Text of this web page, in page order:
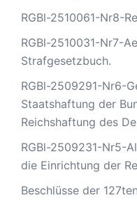
RGBl-2510061-Nr8-
RGBl-2510031-Nr7-
Strafgesetzbuch.
RGBl-2509291-Nr6-
Staatshaftung der
Reichshaftung des
RGBl-2509231-Nr5-
die Einrichtung der
Beschlüsse der